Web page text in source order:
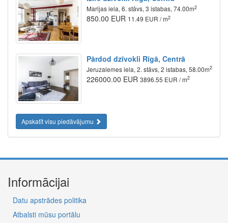
Marijas iela, 6. stāvs, 3 istabas, 74.00m2
850.00 EUR 11.49 EUR / m2
Pārdod dzīvokli Rīgā, Centrā
Jeruzalemes iela, 2. stāvs, 2 istabas, 58.00m2
226000.00 EUR 3896.55 EUR / m2
Apskatīt visu piedāvājumu
Informācijai
Datu apstrādes politika
Atbalsti mūsu portālu